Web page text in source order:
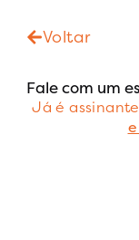
Voltar
Fale com um
Já é